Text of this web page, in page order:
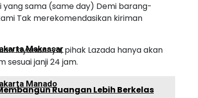
Makassar
Manado
yang sama (same day) Demi barang-
Tak merekomendasikan kiriman
layanannya, pihak Lazada hanya akan
janji 24 jam.
Ruangan Lebih Berkelas